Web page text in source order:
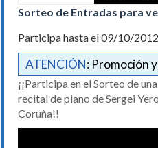
Sorteo de Entradas para
Participa hasta el 09/10/2012
ATENCIÓN: Promoción
¡¡Participa en el Sorteo de
recital de piano de Sergei
Coruña!!